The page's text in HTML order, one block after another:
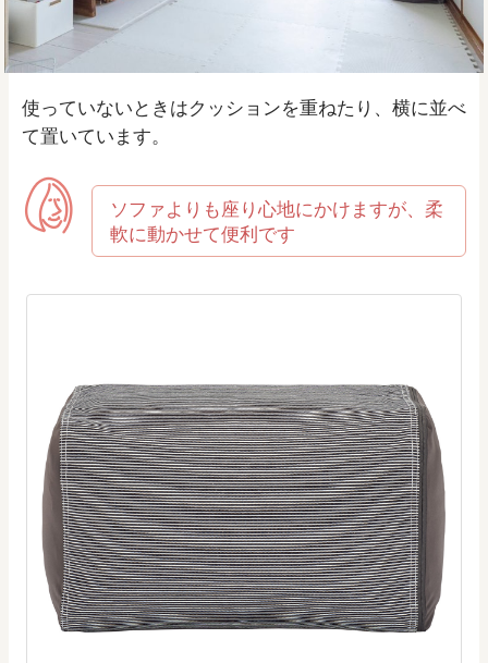
使っていないときはクッションを重ねたり、横に並べ
て置いています。
ソファよりも座り心地にかけますが、柔
軟に動かせて便利です